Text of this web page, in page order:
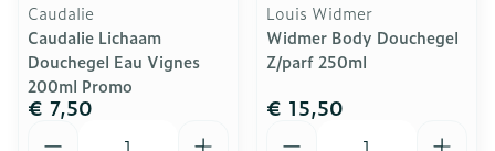
Caudalie
Caudalie Lichaam
Douchegel Eau Vignes
200ml Promo
€ 7,50
Louis Widmer
Widmer Body Douchegel
Z/parf 250ml
€ 15,50